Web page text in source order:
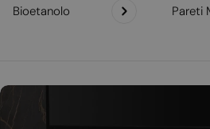
Bioetanolo Pareti